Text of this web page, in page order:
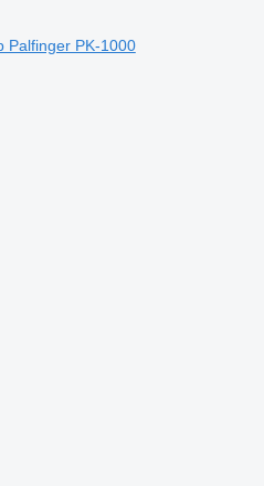
Palfinger PK-1000